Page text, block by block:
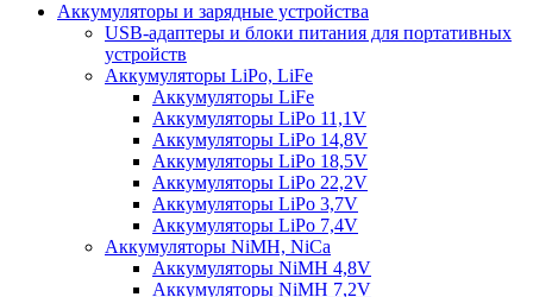
Аккумуляторы и зарядные устройства
USB-адаптеры и блоки питания для портативных
устройств
Аккумуляторы LiPo, LiFe
Аккумуляторы LiFe
Аккумуляторы LiPo 11,1V
Аккумуляторы LiPo 14,8V
Аккумуляторы LiPo 18,5V
Аккумуляторы LiPo 22,2V
Аккумуляторы LiPo 3,7V
Аккумуляторы LiPo 7,4V
Аккумуляторы NiMH, NiCa
Аккумуляторы NiMH 4,8V
Аккумуляторы NiMH 7,2V